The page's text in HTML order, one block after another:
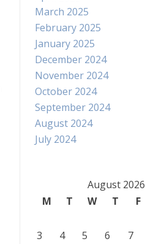
March 2025
February 2025
January 2025
December 2024
November 2024
October 2024
September 2024
August 2024
July 2024
August 2026
M
T W T F
3
4 5 6 7